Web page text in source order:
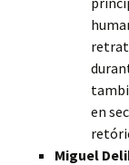
en
Miguel